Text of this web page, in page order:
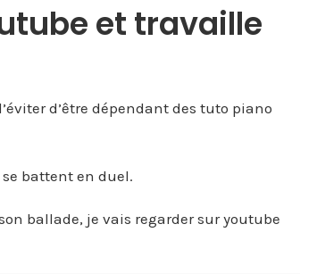
et travaille
d’être dépendant des tuto piano
battent en duel.
ballade, je vais regarder sur youtube